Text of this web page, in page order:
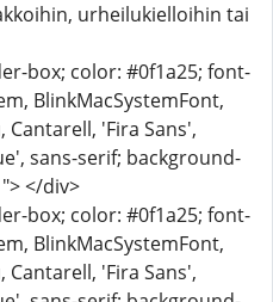
urheilukielloihin tai
box; color: #0f1a25; font-
BlinkMacSystemFont,
Cantarell, 'Fira Sans',
sans-serif; background-
</div>
box; color: #0f1a25; font-
BlinkMacSystemFont,
Cantarell, 'Fira Sans',